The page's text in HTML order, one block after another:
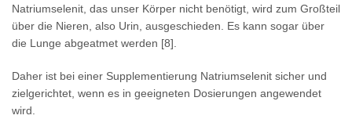
Natriumselenit, das unser Körper nicht benötigt, wird zum Großteil
über die Nieren, also Urin, ausgeschieden. Es kann sogar über
die Lunge abgeatmet werden [8].
Daher ist bei einer Supplementierung Natriumselenit sicher und
zielgerichtet, wenn es in geeigneten Dosierungen angewendet
wird.